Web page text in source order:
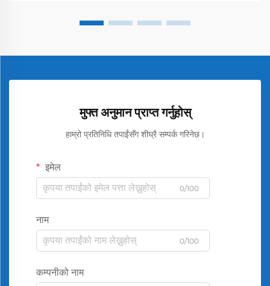
मुफ्त अनुमान प्राप्त गर्नुहोस्
हाम्रो प्रतिनिधि तपाईंसँग शीघ्रै सम्पर्क गरिनेछ।
इमेल
0/100
नाम
0/100
कम्पनीको नाम